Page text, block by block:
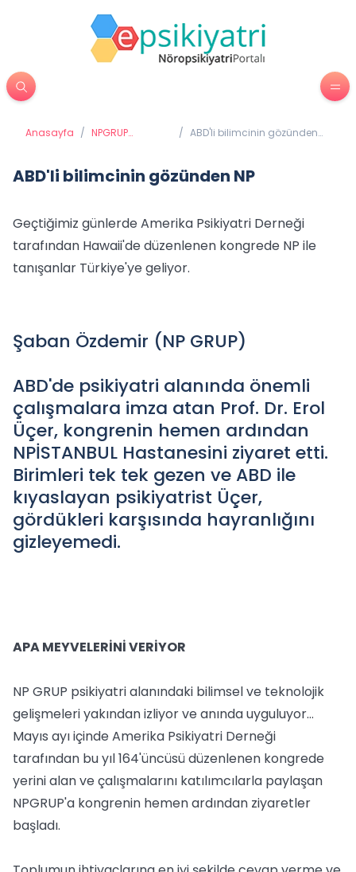
Anasayfa / NPGRUP
/ ABD'li bilimcinin gözünden
ABD'li bilimcinin gözünden NP
Geçtiğimiz günlerde Amerika Psikiyatri Derneği
tarafından Hawaii'de düzenlenen kongrede NP ile
tanışanlar Türkiye'ye geliyor.
Şaban Özdemir (NP GRUP)
ABD'de psikiyatri alanında önemli
çalışmalara imza atan Prof. Dr. Erol
Üçer, kongrenin hemen ardından
NPİSTANBUL Hastanesini ziyaret etti.
Birimleri tek tek gezen ve ABD ile
kıyaslayan psikiyatrist Üçer,
gördükleri karşısında hayranlığını
gizleyemedi.
APA MEYVELERİNİ VERİYOR
NP GRUP psikiyatri alanındaki bilimsel ve teknolojik
gelişmeleri yakından izliyor ve anında uyguluyor…
Mayıs ayı içinde Amerika Psikiyatri Derneği
tarafından bu yıl 164'üncüsü düzenlenen kongrede
yerini alan ve çalışmalarını katılımcılarla paylaşan
NPGRUP'a kongrenin hemen ardından ziyaretler
başladı.